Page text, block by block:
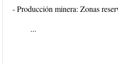
- Producción minera: Zonas
...